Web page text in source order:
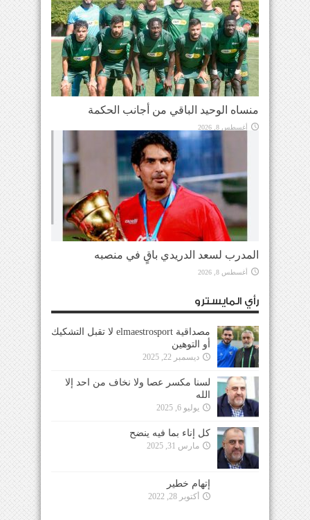
منساه الوحيد الباقي من أجانب الحكمة
أغسطس 8, 2026
المدرب لسعد الدريدي باقٍ في منصبه
أغسطس 8, 2026
رأي المايسترو
مصداقية elmaestrosport لا تقبل التشكيك
أو التوهين
ديسمبر 22, 2025
لسنا مكسر عصا ولا نخاف من احد إلا
الله
يوليو 6, 2025
كل إناء بما فيه ينضح
مارس 31, 2025
إتهام خطير
أكتوبر 28, 2022